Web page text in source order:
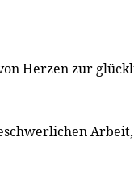
Herzen zur